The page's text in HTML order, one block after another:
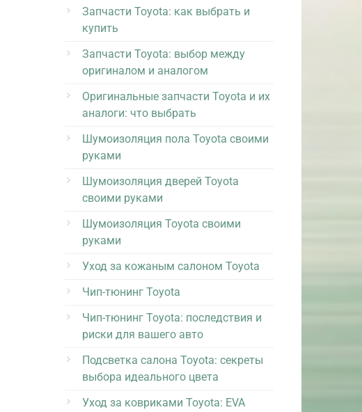
Запчасти Toyota: как выбрать и
купить
Запчасти Toyota: выбор между
оригиналом и аналогом
Оригинальные запчасти Toyota и их
аналоги: что выбрать
Шумоизоляция пола Toyota своими
руками
Шумоизоляция дверей Toyota
своими руками
Шумоизоляция Toyota своими
руками
Уход за кожаным салоном Toyota
Чип-тюнинг Toyota
Чип-тюнинг Toyota: последствия и
риски для вашего авто
Подсветка салона Toyota: секреты
выбора идеального цвета
Уход за ковриками Toyota: EVA